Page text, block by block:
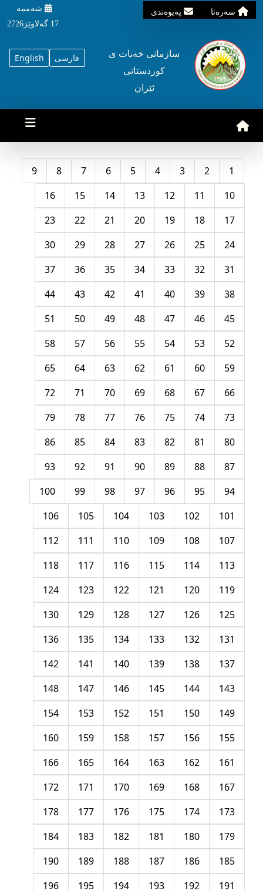
سه‌ره‌تا په‌یوه‌ندی
شه‌ممه‌
17 گه‌لاوێژ2726
English فارسی
سازمانی خه‌بات ی
کوردستانی
ئێران
1
2
3
4
5
6
7
8
9
10
11
12
13
14
15
16
17
18
19
20
21
22
23
24
25
26
27
28
29
30
31
32
33
34
35
36
37
38
39
40
41
42
43
44
45
46
47
48
49
50
51
52
53
54
55
56
57
58
59
60
61
62
63
64
65
66
67
68
69
70
71
72
73
74
75
76
77
78
79
80
81
82
83
84
85
86
87
88
89
90
91
92
93
94
95
96
97
98
99
100
101
102
103
104
105
106
107
108
109
110
111
112
113
114
115
116
117
118
119
120
121
122
123
124
125
126
127
128
129
130
131
132
133
134
135
136
137
138
139
140
141
142
143
144
145
146
147
148
149
150
151
152
153
154
155
156
157
158
159
160
161
162
163
164
165
166
167
168
169
170
171
172
173
174
175
176
177
178
179
180
181
182
183
184
185
186
187
188
189
190
191
192
193
194
195
196